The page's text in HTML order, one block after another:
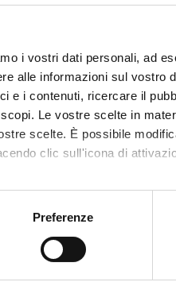
i vostri dati personali, ad
alle informazioni sul vostro
e i contenuti, ricercare il
Le vostre scelte in
scelte. È possibile
clic sull'icona di
tua posizione geografica,
Preferenze
Full
Section
cannabinoid combination